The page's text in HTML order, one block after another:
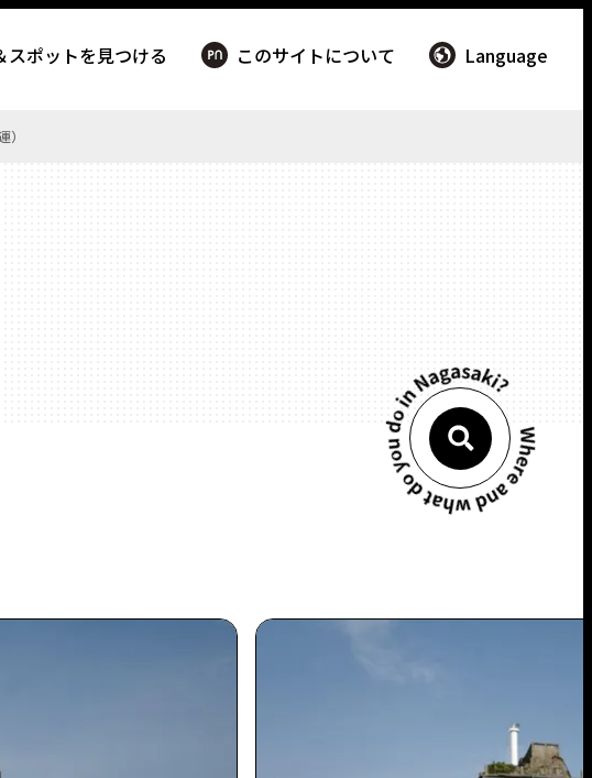
スポットを見つける このサイトについて Language